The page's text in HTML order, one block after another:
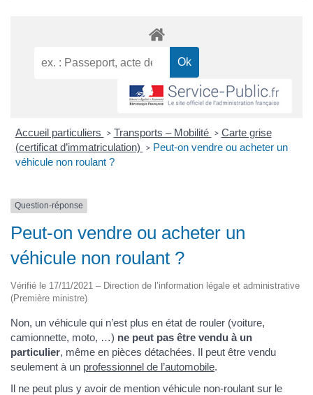
Accueil particuliers > Transports – Mobilité > Carte grise
(certificat d’immatriculation) > Peut-on vendre ou acheter un
véhicule non roulant ?
Question-réponse
Peut-on vendre ou acheter un
véhicule non roulant ?
Vérifié le 17/11/2021 – Direction de l’information légale et administrative
(Première ministre)
Non, un véhicule qui n’est plus en état de rouler (voiture,
camionnette, moto, …) ne peut pas être vendu à un
particulier, même en pièces détachées. Il peut être vendu
seulement à un professionnel de l’automobile.
Il ne peut plus y avoir de mention véhicule non-roulant sur le